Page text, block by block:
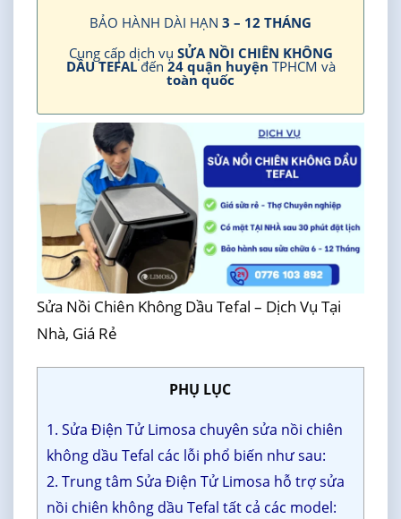
BẢO HÀNH DÀI HẠN 3 – 12 THÁNG
Cung cấp dịch vụ SỬA NỒI CHIÊN KHÔNG
DẦU TEFALđến 24 quận huyện TPHCM và
toàn quốc
Sửa Nồi Chiên Không Dầu Tefal – Dịch Vụ Tại
Nhà, Giá Rẻ
PHỤ LỤC
1. Sửa Điện Tử Limosa chuyên sửa nồi chiên
không dầu Tefal các lỗi phổ biến như sau:
2. Trung tâm Sửa Điện Tử Limosa hỗ trợ sửa
nồi chiên không dầu Tefal tất cả các model: